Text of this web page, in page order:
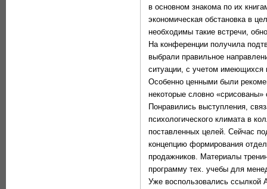
в основном знакома по их
экономическая обстановка в
необходимы такие встречи,
На конференции получила
выбрали правильное
ситуации, с учетом имеющихся
Особенно ценными были
некоторые словно «срисованы»
Понравились выступления,
психологического климата в
поставленных целей. Сейчас
концепцию формирования
продажников. Материалы
программу тех. учебы для
Уже воспользовались ссылкой